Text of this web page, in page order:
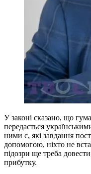
У законі сказано, що
передається
ними є, які завдання
допомогою, ніхто не
підозри ще треба
прибутку.